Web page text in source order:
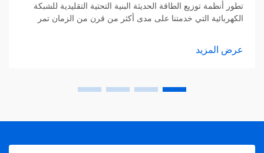
تطور أنظمة توزيع الطاقة الحديثة البنية التحتية التقليدية للشبكة
الكهربائية التي خدمتنا على مدى أكثر من قرن من الزمان تمر
أنظمة توزيع الكهرباء...
عرض المزيد